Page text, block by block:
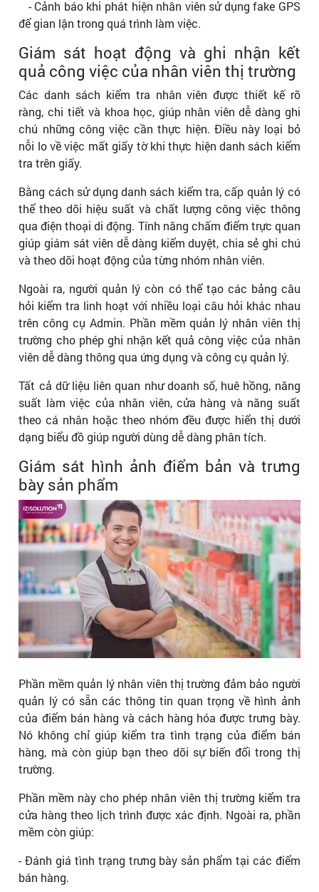
- Cảnh báo khi phát hiện nhân viên sử dụng fake GPS
để gian lận trong quá trình làm việc.
Giám sát hoạt động và ghi nhận kết
quả công việc của nhân viên thị trường
Các danh sách kiểm tra nhân viên được thiết kế rõ
ràng, chi tiết và khoa học, giúp nhân viên dễ dàng ghi
chú những công việc cần thực hiện. Điều này loại bỏ
nỗi lo về việc mất giấy tờ khi thực hiện danh sách kiểm
tra trên giấy.
Bằng cách sử dụng danh sách kiểm tra, cấp quản lý có
thể theo dõi hiệu suất và chất lượng công việc thông
qua điện thoại di động. Tính năng chấm điểm trực quan
giúp giám sát viên dễ dàng kiểm duyệt, chia sẻ ghi chú
và theo dõi hoạt động của từng nhóm nhân viên.
Ngoài ra, người quản lý còn có thể tạo các bảng câu
hỏi kiểm tra linh hoạt với nhiều loại câu hỏi khác nhau
trên công cụ Admin. Phần mềm quản lý nhân viên thị
trường cho phép ghi nhận kết quả công việc của nhân
viên dễ dàng thông qua ứng dụng và công cụ quản lý.
Tất cả dữ liệu liên quan như doanh số, huê hồng, năng
suất làm việc của nhân viên, cửa hàng và năng suất
theo cá nhân hoặc theo nhóm đều được hiển thị dưới
dạng biểu đồ giúp người dùng dễ dàng phân tích.
Giám sát hình ảnh điểm bản và trưng
bày sản phẩm
Phần mềm quản lý nhân viên thị trường đảm bảo người
quản lý có sẵn các thông tin quan trọng về hình ảnh
của điểm bán hàng và cách hàng hóa được trưng bày.
Nó không chỉ giúp kiểm tra tình trạng của điểm bán
hàng, mà còn giúp bạn theo dõi sự biến đổi trong thị
trường.
Phần mềm này cho phép nhân viên thị trường kiểm tra
cửa hàng theo lịch trình được xác định. Ngoài ra, phần
mềm còn giúp:
- Đánh giá tình trạng trưng bày sản phẩm tại các điểm
bán hàng.